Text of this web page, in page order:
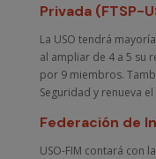
Privada (FTSP-
La USO tendrá
al ampliar de 4 a 5 su
por 9 miembros.
Seguridad y renueva
Federación de
USO-FIM contará con